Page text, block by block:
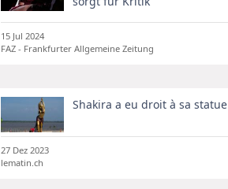
15 Jul 2024
FAZ - Frankfurter Allgemeine Zeitung
Shakira a eu droit à sa statue
27 Dez 2023
lematin.ch